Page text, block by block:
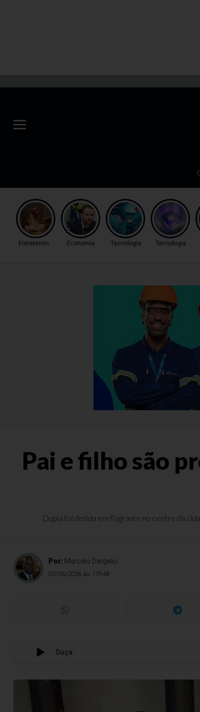
Entretenimento Economia Tecnologia Tecnologia
Pai e filho são
Dupla foi detida em flagrante no centro da
Por: Marcelo Dargelio
30/06/2026 às 17h48
Ouça: